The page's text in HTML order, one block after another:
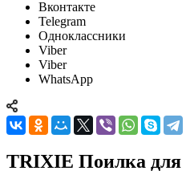
Вконтакте
Telegram
Одноклассники
Viber
Viber
WhatsApp
TRIXIE Поилка для